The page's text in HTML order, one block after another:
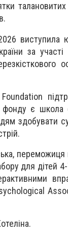
виступила
за
є школа
здобувати
переможиця
для дітей